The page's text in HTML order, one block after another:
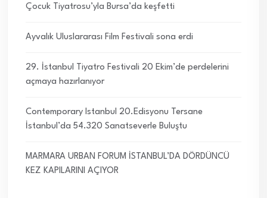
Çocuk Tiyatrosu’yla Bursa’da keşfetti
Ayvalık Uluslararası Film Festivali sona erdi
29. İstanbul Tiyatro Festivali 20 Ekim’de perdelerini
açmaya hazırlanıyor
Contemporary Istanbul 20.Edisyonu Tersane
İstanbul’da 54.320 Sanatseverle Buluştu
MARMARA URBAN FORUM İSTANBUL’DA DÖRDÜNCÜ
KEZ KAPILARINI AÇIYOR